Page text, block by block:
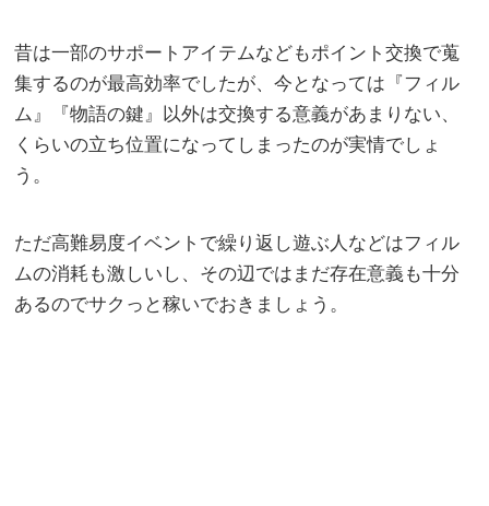
昔は一部のサポートアイテムなどもポイント交換で蒐
集するのが最高効率でしたが、今となっては『フィル
ム』『物語の鍵』以外は交換する意義があまりない、
くらいの立ち位置になってしまったのが実情でしょ
う。
ただ高難易度イベントで繰り返し遊ぶ人などはフィル
ムの消耗も激しいし、その辺ではまだ存在意義も十分
あるのでサクっと稼いでおきましょう。